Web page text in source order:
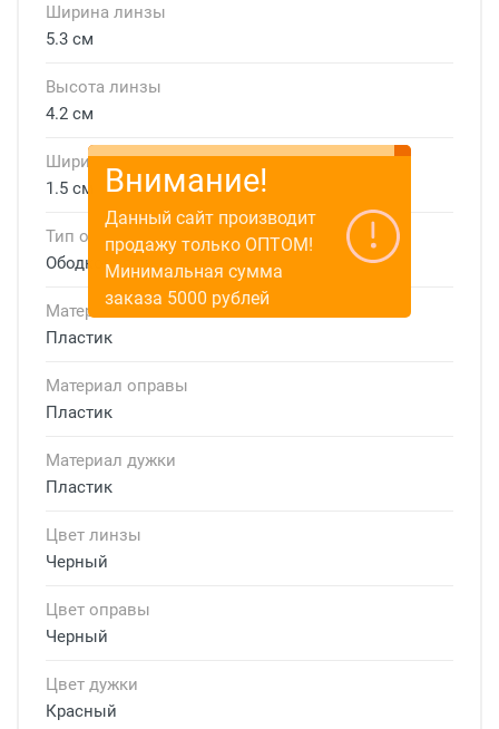
Ширина линзы
5.3 см
Высота линзы
4.2 см
Ширина мостика
1.5 см
Тип оправы
Ободковая
Материал линзы
Пластик
Материал оправы
Пластик
Материал дужки
Пластик
Цвет линзы
Черный
Цвет оправы
Черный
Цвет дужки
Красный
Внимание!
Данный сайт производит
продажу только ОПТОМ!
Минимальная сумма
заказа 5000 рублей